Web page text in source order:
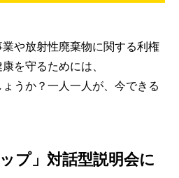
や放射性廃棄物に関する利権
を守るためには、
うか？一人一人が、今できる
プ」対話型説明会に